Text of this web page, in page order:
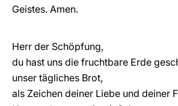
Geistes. Amen.
Herr der Schöpfung,
du hast uns die fruchtbare Erde
unser tägliches Brot,
als Zeichen deiner Liebe und deiner